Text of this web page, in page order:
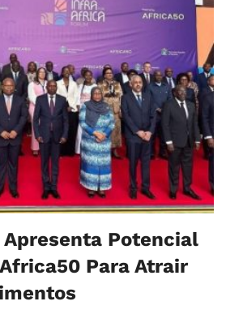
Potencial
Para Atrair